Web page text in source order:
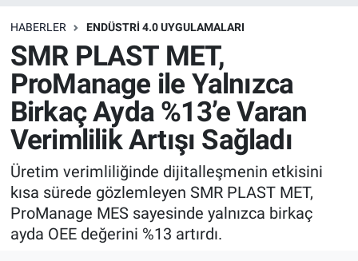
HABERLER ENDÜSTRI 4.0 UYGULAMALARI
SMR PLAST MET,
ProManage ile Yalnızca
Birkaç Ayda %13’e Varan
Verimlilik Artışı Sağladı
Üretim verimliliğinde dijitalleşmenin etkisini
kısa sürede gözlemleyen SMR PLAST MET,
ProManage MES sayesinde yalnızca birkaç
ayda OEE değerini %13 artırdı.
Depolama Çözümleri
İnşaat ve Malzeme
HaberOrtak
Enerjisini Üreten Fabrikalar
Endüstri 4.0 Uygulamaları